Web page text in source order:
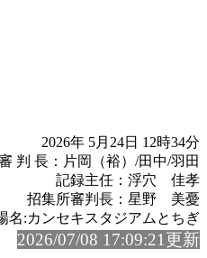
2026年 5月24日 12時34分
判 長：片岡（裕）/田中/羽田
記録主任：浮穴 佳孝
招集所審判長：星野 美憂
名:カンセキスタジアムとちぎ
2026/07/08 17:09:21更新